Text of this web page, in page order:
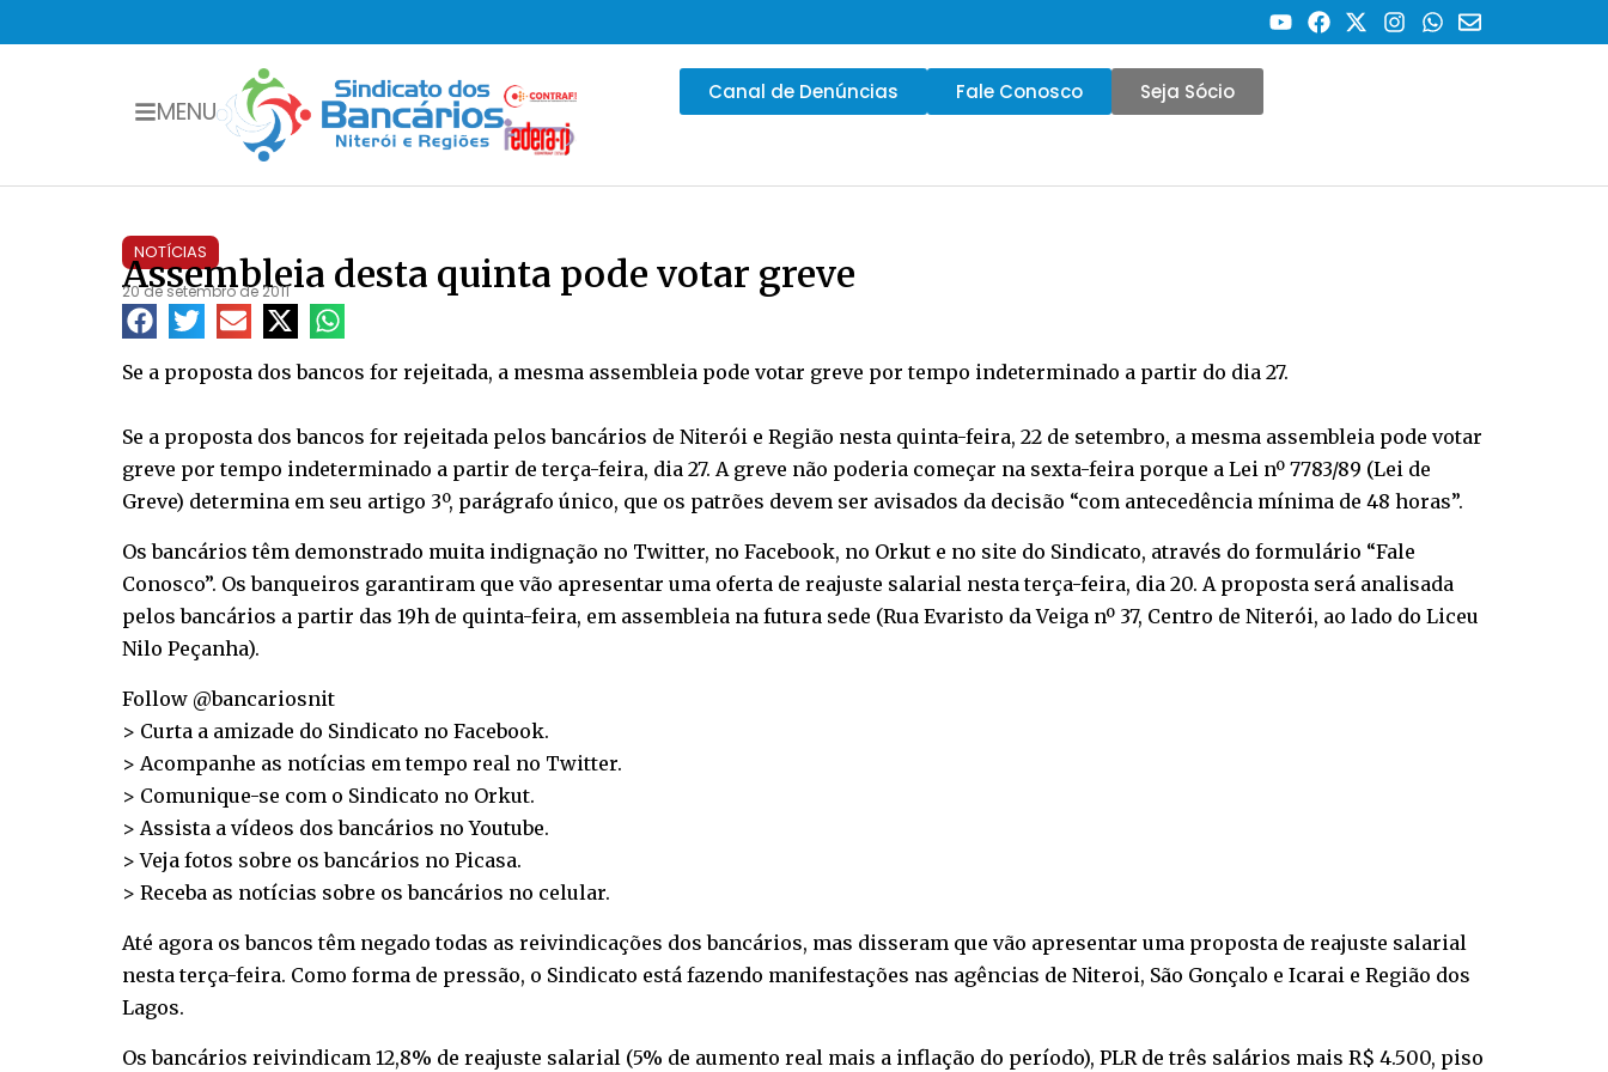
MENU
Canal de Denúncias Fale Conosco Seja Sócio
NOTÍCIAS
Assembleia desta quinta pode votar greve
20 de setembro de 2011
Se a proposta dos bancos for rejeitada, a mesma assembleia pode votar greve por tempo indeterminado a partir do dia 27.
Se a proposta dos bancos for rejeitada pelos bancários de Niterói e Região nesta quinta-feira, 22 de setembro, a mesma assembleia pode votar
greve por tempo indeterminado a partir de terça-feira, dia 27. A greve não poderia começar na sexta-feira porque a Lei nº 7783/89 (Lei de
Greve) determina em seu artigo 3º, parágrafo único, que os patrões devem ser avisados da decisão “com antecedência mínima de 48 horas”.
Os bancários têm demonstrado muita indignação no Twitter, no Facebook, no Orkut e no site do Sindicato, através do formulário “Fale
Conosco”. Os banqueiros garantiram que vão apresentar uma oferta de reajuste salarial nesta terça-feira, dia 20. A proposta será analisada
pelos bancários a partir das 19h de quinta-feira, em assembleia na futura sede (Rua Evaristo da Veiga nº 37, Centro de Niterói, ao lado do Liceu
Nilo Peçanha).
Follow @bancariosnit
> Curta a amizade do Sindicato no Facebook.
> Acompanhe as notícias em tempo real no Twitter.
> Comunique-se com o Sindicato no Orkut.
> Assista a vídeos dos bancários noYoutube.
> Veja fotos sobre os bancários no Picasa.
> Receba as notícias sobre os bancários no celular.
Até agora os bancos têm negado todas as reivindicações dos bancários, mas disseram que vão apresentar uma proposta de reajuste salarial
nesta terça-feira. Como forma de pressão, o Sindicato está fazendo manifestações nas agências de Niteroi, São Gonçalo e Icarai e Região dos
Lagos.
Os bancários reivindicam 12,8% de reajuste salarial (5% de aumento real mais a inflação do período), PLR de três salários mais R$ 4.500, piso